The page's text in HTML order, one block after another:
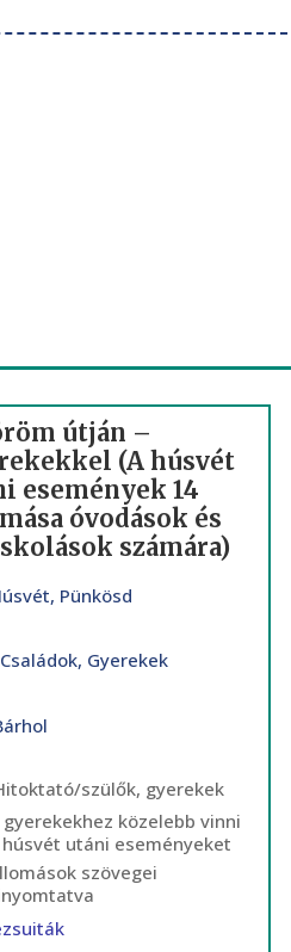
útján –
(A húsvét
események 14
óvodások és
számára)
, Pünkösd
Családok, Gyerekek
szülők, gyerekek
gyerekekhez közelebb vinni
húsvét utáni eseményeket
szövegei